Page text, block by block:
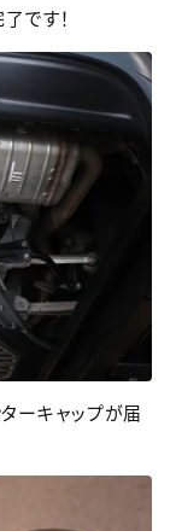
です！
ーキャップが届